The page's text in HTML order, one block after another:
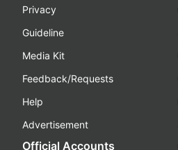
Privacy
Guideline
Media Kit
Feedback/Requests
Help
Advertisement
Official Accounts